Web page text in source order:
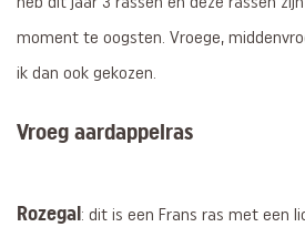
heb dit jaar 3 rassen en deze rassen
moment te oogsten. Vroege,
ik dan ook gekozen.
Vroeg aardappelras
Rozegal: dit is een Frans ras met een